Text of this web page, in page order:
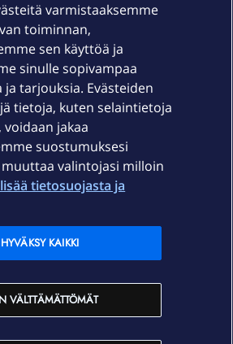
varmistaaksemme
toiminnan,
sen käyttöä ja
sinulle sopivampaa
ja tarjouksia. Evästeiden
tietoja, kuten selaintietoja
jakaa
suostumuksesi
valintojasi milloin
tietosuojasta ja
VÄLTTÄMÄTTÖMÄT
HYVÄKSY KAIKKI